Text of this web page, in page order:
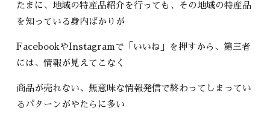
たまに、地域の特産品紹介を行っても、その地域の特産品
を知っている身内ばかりが
FacebookやInstagramで「いいね」を押すから、第三者
には、情報が見えてこなく
商品が売れない、無意味な情報発信で終わってしまってい
るパターンがやたらに多い